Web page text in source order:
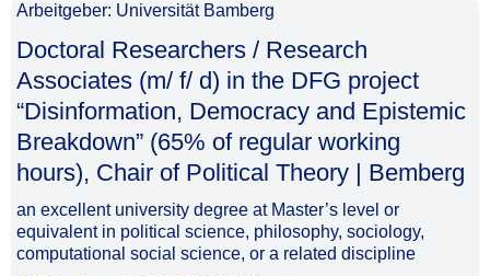
Arbeitgeber: Universität Bamberg
Doctoral Researchers / Research
Associates (m/ f/ d) in the DFG project
“Disinformation, Democracy and Epistemic
Breakdown” (65% of regular working
hours), Chair of Political Theory | Bemberg​‌‌‌‌​‌​‌‌‌‌‌​​​​‌​
an excellent university degree at Master’s level or
equivalent in political science, philosophy, sociology,
computational social science, or a related discipline